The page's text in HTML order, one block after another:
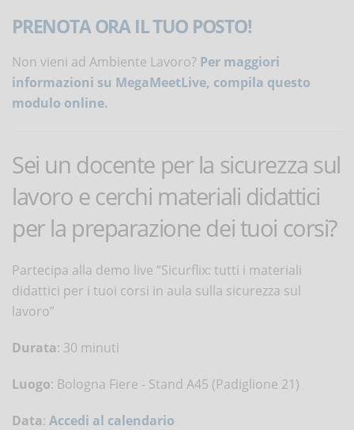
PRENOTA ORA IL TUO POSTO!
Non vieni ad Ambiente Lavoro? Per maggiori
informazioni su MegaMeetLive, compila questo
modulo online.
Sei un docente per la sicurezza sul
lavoro e cerchi materiali didattici
per la preparazione dei tuoi corsi?
Partecipa alla demo live “Sicurflix: tutti i materiali
didattici per i tuoi corsi in aula sulla sicurezza sul
lavoro”
Durata: 30 minuti
Luogo: Bologna Fiere - Stand A45 (Padiglione 21)
Data: Accedi al calendario